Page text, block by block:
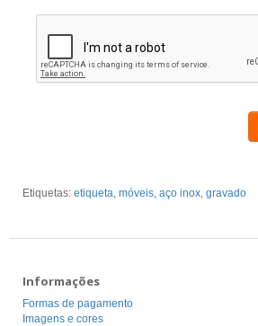
Etiquetas: etiqueta, móveis, aço inox, gravado
Informações
Formas de pagamento
Imagens e cores